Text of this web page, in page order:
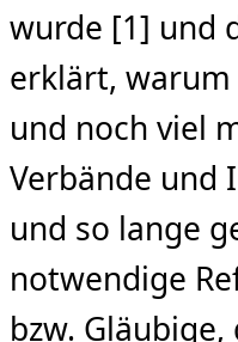
wurde [1] und
erklärt, warum
und noch viel
Verbände und
und so lange
notwendige
bzw.